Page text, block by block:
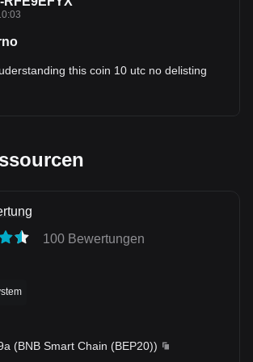
(on BSC) in a Bitget post. This
On Reddit, someone
a coin on Bitget Onchain that caught
strategy worked These show that real
gems being surfaced in Onchain
this coin 10 utc no delisting
100 Bewertungen
(BNB Smart Chain (BEP20))